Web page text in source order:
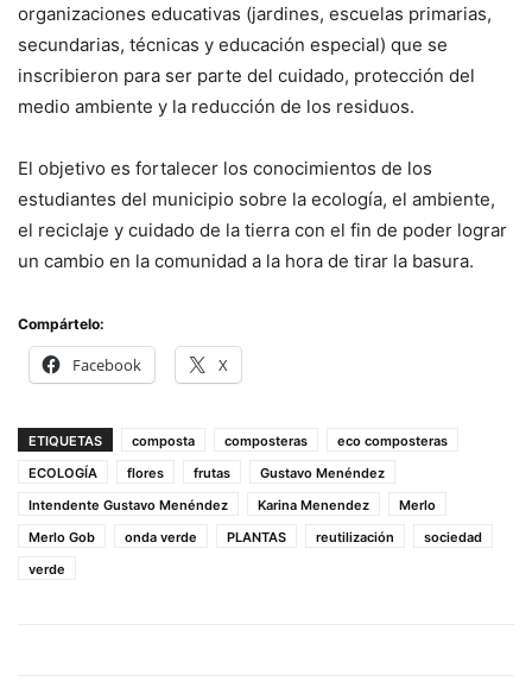
organizaciones educativas (jardines, escuelas primarias,
secundarias, técnicas y educación especial) que se
inscribieron para ser parte del cuidado, protección del
medio ambiente y la reducción de los residuos.
El objetivo es fortalecer los conocimientos de los
estudiantes del municipio sobre la ecología, el ambiente,
el reciclaje y cuidado de la tierra con el fin de poder lograr
un cambio en la comunidad a la hora de tirar la basura.
Compártelo:
Facebook X
ETIQUETAS composta composteras
eco composteras
ECOLOGÍA
flores frutas
Gustavo Menéndez
Intendente Gustavo Menéndez
Karina Menendez
Merlo
Merlo Gob
onda verde PLANTAS reutilización
sociedad
verde